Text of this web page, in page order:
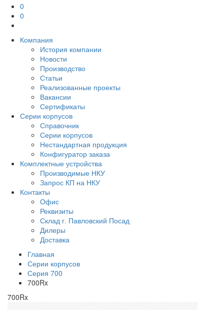
0
0
Компания
История компании
Новости
Производство
Статьи
Реализованные проекты
Вакансии
Сертификаты
Серии корпусов
Справочник
Серии корпусов
Нестандартная продукция
Конфигуратор заказа
Комплектные устройства
Производимые НКУ
Запрос КП на НКУ
Контакты
Офис
Реквизиты
Склад г. Павловский Посад
Дилеры
Доставка
Главная
Серии корпусов
Серия 700
700Rx
700Rx